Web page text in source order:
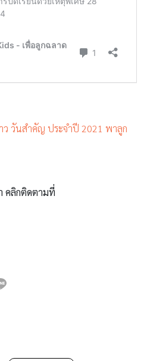
วันสําคัญ ประจำปี 2021 พาลูก
คลิกติดตามที่